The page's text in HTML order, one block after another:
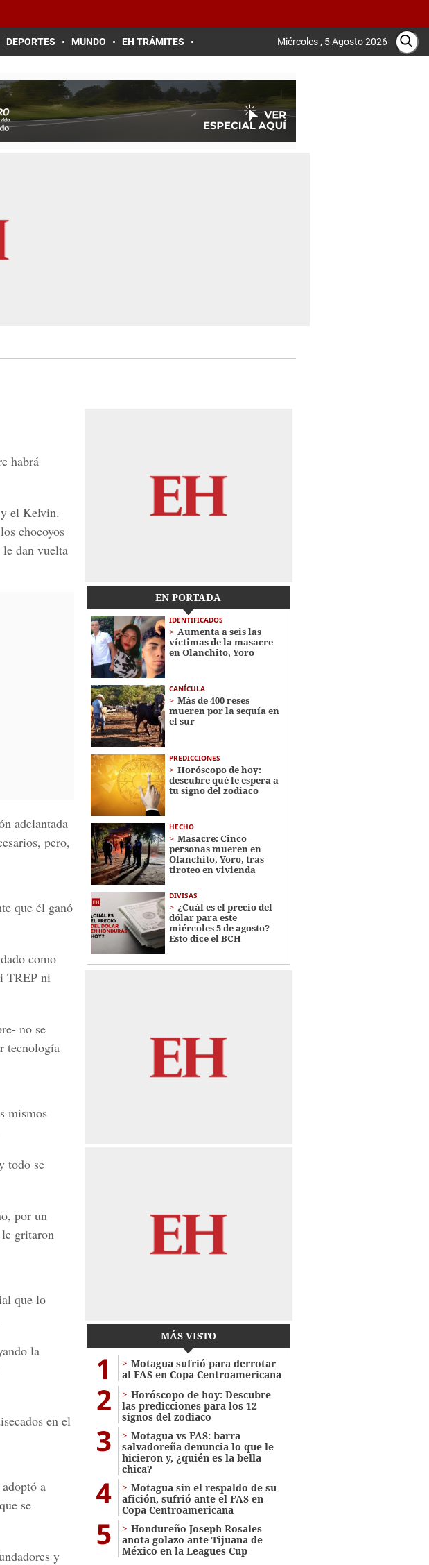
DEPORTES MUNDO EH TRÁMITES Miércoles , 5 Agosto 2026
habrá
el Kelvin.
chocoyos
dan vuelta
adelantada
pero,
que él ganó
como
TREP ni
no se
tecnología
mismos
todo se
por un
gritaron
que lo
la
en el
a
se
y
EN PORTADA
IDENTIFICADOS
Aumenta a seis las
víctimas de la masacre
en Olanchito, Yoro
CANÍCULA
Más de 400 reses
mueren por la sequía en
el sur
PREDICCIONES
Horóscopo de hoy:
descubre qué le espera a
tu signo del zodiaco
HECHO
Masacre: Cinco
personas mueren en
Olanchito, Yoro, tras
tiroteo en vivienda
DIVISAS
¿Cuál es el precio del
dólar para este
miércoles 5 de agosto?
Esto dice el BCH
MÁS VISTO
1
Motagua sufrió para derrotar
al FAS en Copa Centroamericana
2
Horóscopo de hoy: Descubre
las predicciones para los 12
signos del zodiaco
3
Motagua vs FAS: barra
salvadoreña denuncia lo que le
hicieron y, ¿quién es la bella
chica?
4
Motagua sin el respaldo de su
afición, sufrió ante el FAS en
Copa Centroamericana
5
Hondureño Joseph Rosales
anota golazo ante Tijuana de
México en la Leagues Cup